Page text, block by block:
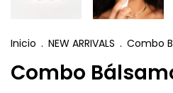
Inicio . NEW ARRIVALS . Combo
Combo